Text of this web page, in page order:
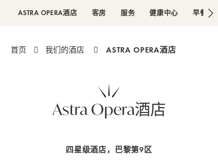
ASTRA OPERA酒店 客房 服务 健康中心 早餐
首页 我们的酒店 ASTRA OPERA酒店
Astra Opera酒店
四星级酒店，巴黎第9区